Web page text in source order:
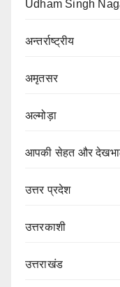
Udham Singh
अन्तर्राष्ट्रीय
अमृतसर
अल्मोड़ा
आपकी सेहत और
उत्तर प्रदेश
उत्तरकाशी
उत्तराखंड